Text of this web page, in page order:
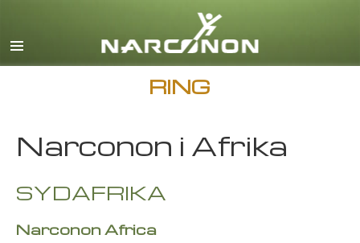
Dansk
Español
RING
Narconon i Afrika
SYDAFRIKA
Narconon Africa